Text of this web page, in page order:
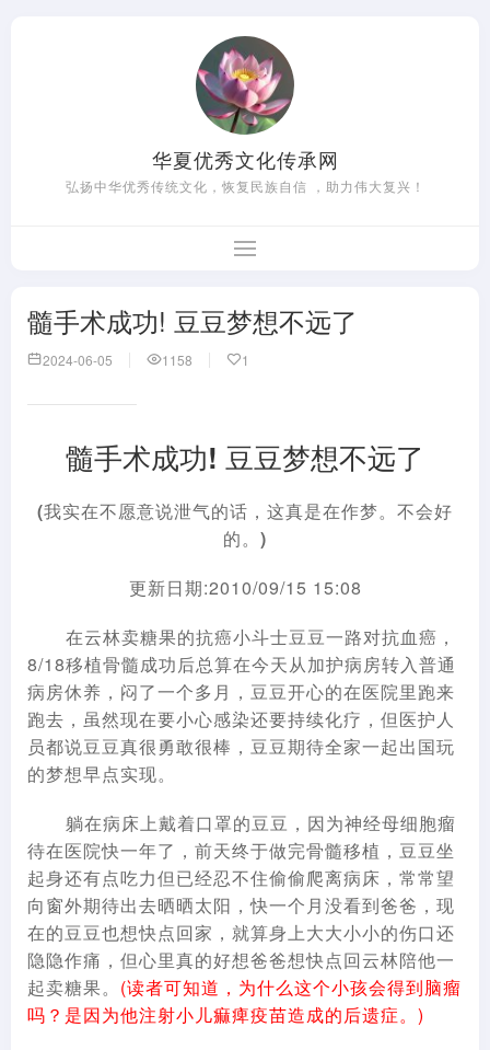
华夏优秀文化传承网
弘扬中华优秀传统文化，恢复民族自信 ，助力伟大复兴！
髓手术成功! 豆豆梦想不远了
2024-06-05 1158 1
髓手术成功! 豆豆梦想不远了
(我实在不愿意说泄气的话，这真是在作梦。不会好
的。)
更新日期:2010/09/15 15:08
在云林卖糖果的抗癌小斗士豆豆一路对抗血癌，
8/18移植骨髓成功后总算在今天从加护病房转入普通
病房休养，闷了一个多月，豆豆开心的在医院里跑来
跑去，虽然现在要小心感染还要持续化疗，但医护人
员都说豆豆真很勇敢很棒，豆豆期待全家一起出国玩
的梦想早点实现。
躺在病床上戴着口罩的豆豆，因为神经母细胞瘤
待在医院快一年了，前天终于做完骨髓移植，豆豆坐
起身还有点吃力但已经忍不住偷偷爬离病床，常常望
向窗外期待出去晒晒太阳，快一个月没看到爸爸，现
在的豆豆也想快点回家，就算身上大大小小的伤口还
隐隐作痛，但心里真的好想爸爸想快点回云林陪他一
起卖糖果。 (读者可知道，为什么这个小孩会得到脑瘤
吗？是因为他注射小儿痲痺疫苗造成的后遗症。)